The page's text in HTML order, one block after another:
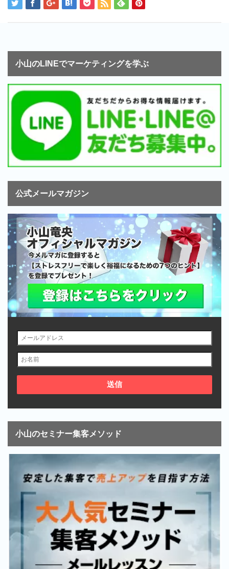
小山のLINEでマーケティングを学ぶ
公式メールマガジン
小山のセミナー集客メソッド